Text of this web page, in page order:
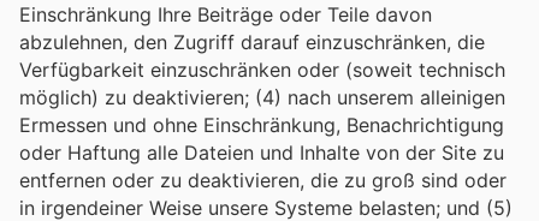
Einschränkung Ihre Beiträge oder Teile davon
abzulehnen, den Zugriff darauf einzuschränken, die
Verfügbarkeit einzuschränken oder (soweit technisch
möglich) zu deaktivieren; (4) nach unserem alleinigen
Ermessen und ohne Einschränkung, Benachrichtigung
oder Haftung alle Dateien und Inhalte von der Site zu
entfernen oder zu deaktivieren, die zu groß sind oder
in irgendeiner Weise unsere Systeme belasten; und (5)